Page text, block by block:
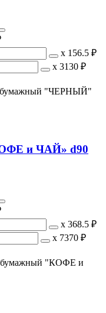
х 156.5 ₽
х 3130 ₽
бумажный "ЧЕРНЫЙ"
и ЧАЙ» d90
х 368.5 ₽
х 7370 ₽
бумажный "КОФЕ и